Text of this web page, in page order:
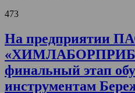
473
На предприятии
финальный этап
инструментам